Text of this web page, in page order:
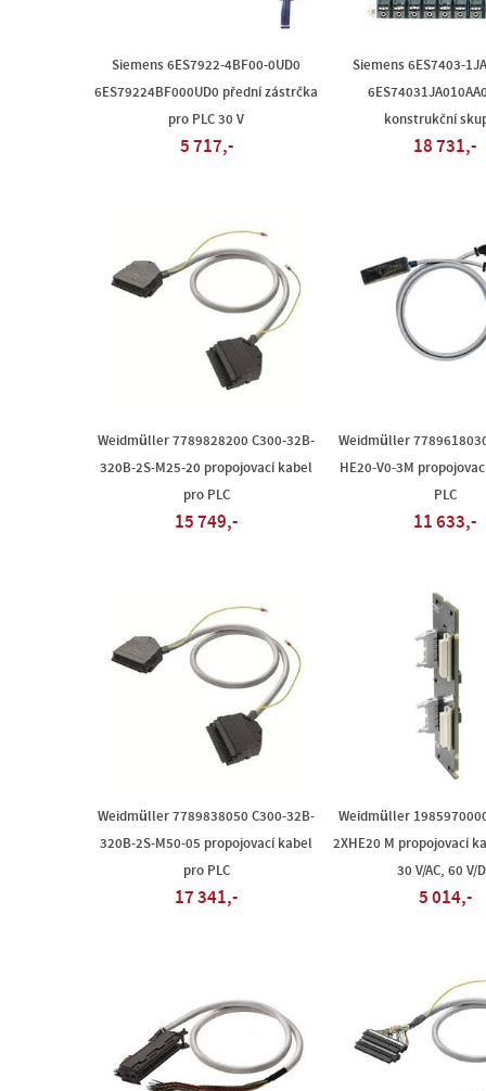
Siemens 6ES7922-4BF00-0UD0
6ES79224BF000UD0 přední zástrčka
pro PLC 30 V
5 717,-
Siemens 6ES7403-
konstrukční
18 731,-
Weidmüller 7789828200 C300-32B-
320B-2S-M25-20 propojovací kabel
pro PLC
15 749,-
Weidmüller
HE20-V0-3M
PLC
11 633,-
Weidmüller 7789838050 C300-32B-
320B-2S-M50-05 propojovací kabel
pro PLC
17 341,-
Weidmüller
2XHE20 M propojovací
30 V/AC, 60 V/
5 014,-